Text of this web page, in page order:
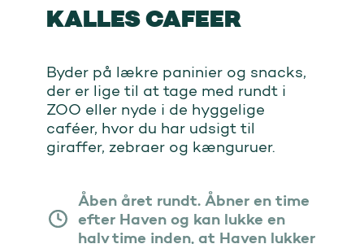
KALLES CAFEER
Byder på lækre paninier og snacks,
der er lige til at tage med rundt i
ZOO eller nyde i de hyggelige
caféer, hvor du har udsigt til
giraffer, zebraer og kænguruer.
Åben året rundt. Åbner en time
efter Haven og kan lukke en
halv time inden, at Haven lukker